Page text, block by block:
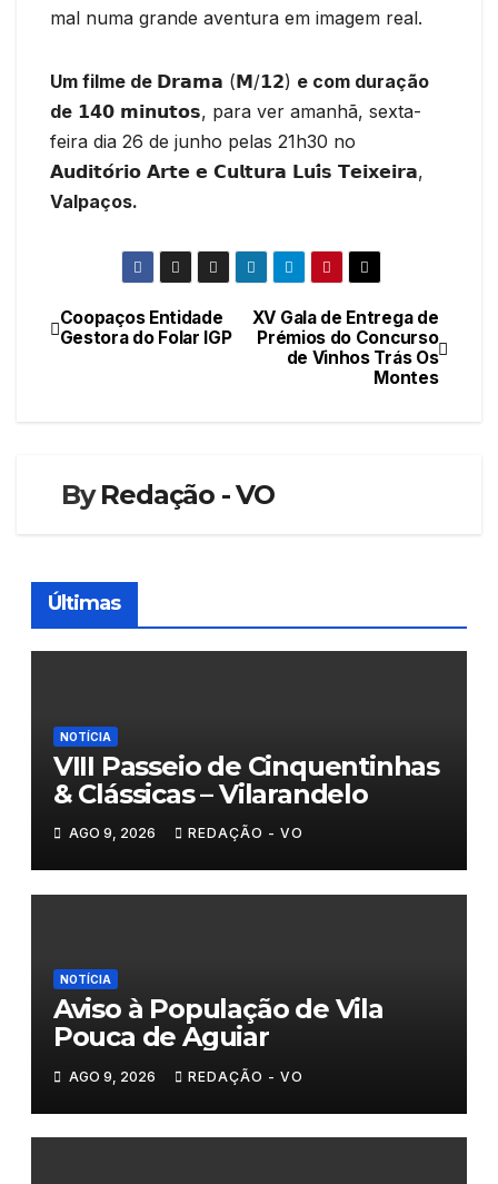
mal numa grande aventura em imagem real.
Um filme de 𝗗𝗿𝗮𝗺𝗮 (𝗠/𝟭𝟮) e com duração
de 𝟭𝟰𝟬 𝗺𝗶𝗻𝘂𝘁𝗼𝘀, para ver amanhã, sexta-
feira dia 26 de junho pelas 21h30 no
𝗔𝘂𝗱𝗶𝘁𝗼́𝗿𝗶𝗼 𝗔𝗿𝘁𝗲 𝗲 𝗖𝘂𝗹𝘁𝘂𝗿𝗮 𝗟𝘂𝗶́𝘀 𝗧𝗲𝗶𝘅𝗲𝗶𝗿𝗮,
Valpaços.
Navegação
XV Gala de Entrega de
Prémios do Concurso
de Vinhos Trás Os
Montes
Coopaços Entidade
Gestora do Folar IGP
ByRedação - VO
Últimas
NOTÍCIA
VIII Passeio de Cinquentinhas
& Clássicas – Vilarandelo
AGO 9, 2026 REDAÇÃO - VO
NOTÍCIA
Aviso à População de Vila
Pouca de Aguiar
AGO 9, 2026 REDAÇÃO - VO